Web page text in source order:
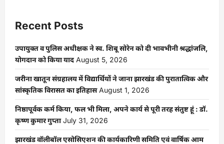
Recent Posts
उपायुक्त व पुलिस अधीक्षक ने स्व. शिबू सोरेन को दी भावभीनी श्रद्धांजलि,
योगदान को किया याद August 5, 2026
जरीना खातून संग्रहालय में विद्यार्थियों ने जाना झारखंड की पुरातात्विक और
सांस्कृतिक विरासत का इतिहास August 1, 2026
निष्ठापूर्वक कर्म किया, फल भी मिला, अपने कार्य से पूरी तरह संतुष्ट हूं : डॉ.
कृष्ण कुमार गुप्ता July 31, 2026
झारखंड वॉलीबॉल एसोसिएशन की कार्यकारिणी समिति एवं वार्षिक आम